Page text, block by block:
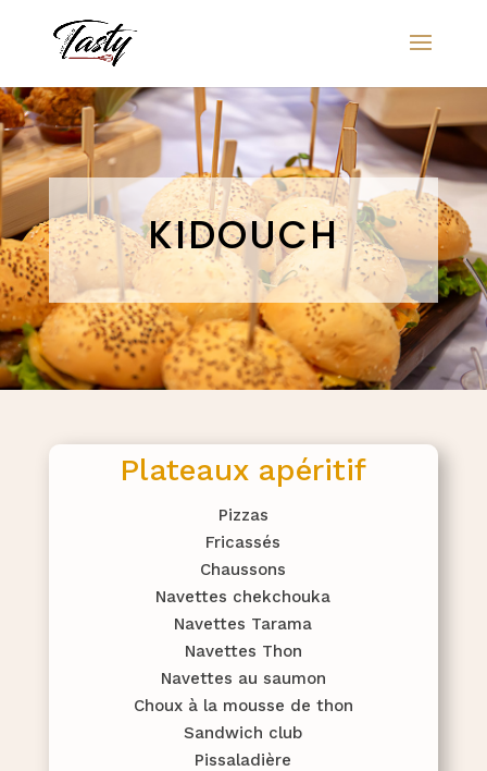
KIDOUCH
Plateaux apéritif
Pizzas
Fricassés
Chaussons
Navettes chekchouka
Navettes Tarama
Navettes Thon
Navettes au saumon
Choux à la mousse de thon
Sandwich club
Pissaladière